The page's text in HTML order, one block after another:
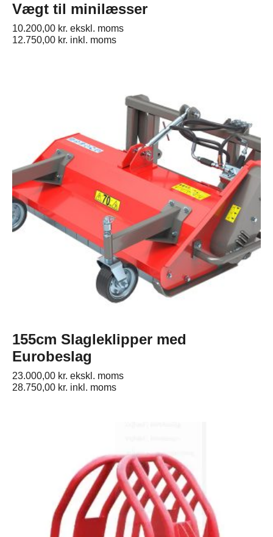
Vægt til minilæsser
10.200,00 kr. ekskl. moms
12.750,00 kr. inkl. moms
155cm Slagleklipper med
Eurobeslag
23.000,00 kr. ekskl. moms
28.750,00 kr. inkl. moms